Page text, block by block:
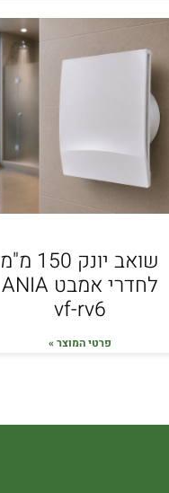
שואב יונק 150 מ"מ
לחדרי אמבט ANIA
vf-rv6
פרטי המוצר »